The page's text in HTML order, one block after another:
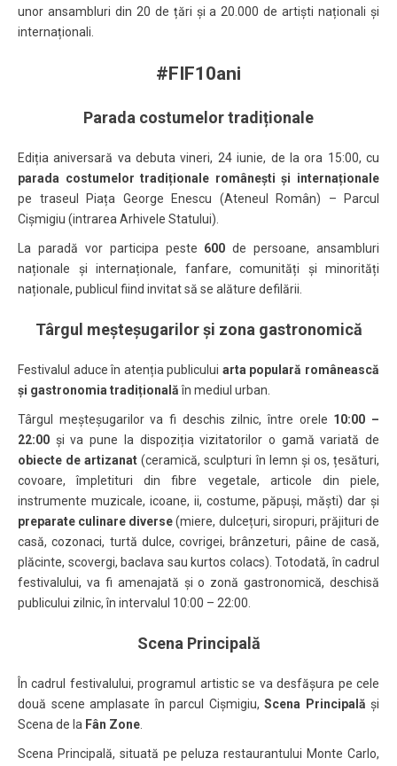
unor ansambluri din 20 de țări și a 20.000 de artiști naționali și
internaționali.
#FIF10ani
Parada costumelor tradiționale
Ediția aniversară va debuta vineri, 24 iunie, de la ora 15:00, cu
parada costumelor tradiționale românești și internaționale
pe traseul Piața George Enescu (Ateneul Român) – Parcul
Cișmigiu (intrarea Arhivele Statului).
La paradă vor participa peste 600 de persoane, ansambluri
naționale și internaționale, fanfare, comunități și minorități
naționale, publicul fiind invitat să se alăture defilării.
Târgul meșteșugarilor și zona gastronomică
Festivalul aduce în atenția publicului arta populară românească
și gastronomia tradiționalăîn mediul urban.
Târgul meșteșugarilor va fi deschis zilnic, între orele 10:00 –
22:00 și va pune la dispoziția vizitatorilor o gamă variată de
obiecte de artizanat (ceramică, sculpturi în lemn și os, țesături,
covoare, împletituri din fibre vegetale, articole din piele,
instrumente muzicale, icoane, ii, costume, păpuși, măști) dar și
preparate culinare diverse(miere, dulcețuri, siropuri, prăjituri de
casă, cozonaci, turtă dulce, covrigei, brânzeturi, pâine de casă,
plăcinte, scovergi, baclava sau kurtos colacs). Totodată, în cadrul
festivalului, va fi amenajată și o zonă gastronomică, deschisă
publicului zilnic, în intervalul 10:00 – 22:00.
Scena Principală
În cadrul festivalului, programul artistic se va desfășura pe cele
două scene amplasate în parcul Cișmigiu, Scena Principală și
Scena de la Fân Zone.
Scena Principală, situată pe peluza restaurantului Monte Carlo,